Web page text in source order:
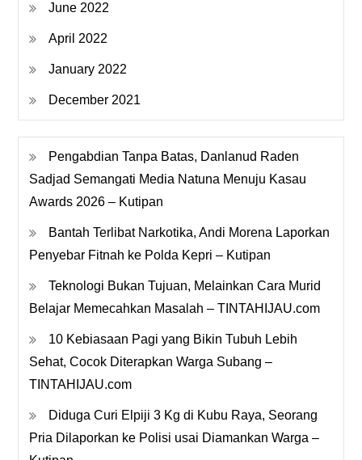
June 2022
April 2022
January 2022
December 2021
Pengabdian Tanpa Batas, Danlanud Raden
Sadjad Semangati Media Natuna Menuju Kasau
Awards 2026 – Kutipan
Bantah Terlibat Narkotika, Andi Morena Laporkan
Penyebar Fitnah ke Polda Kepri – Kutipan
Teknologi Bukan Tujuan, Melainkan Cara Murid
Belajar Memecahkan Masalah – TINTAHIJAU.com
10 Kebiasaan Pagi yang Bikin Tubuh Lebih
Sehat, Cocok Diterapkan Warga Subang –
TINTAHIJAU.com
Diduga Curi Elpiji 3 Kg di Kubu Raya, Seorang
Pria Dilaporkan ke Polisi usai Diamankan Warga –